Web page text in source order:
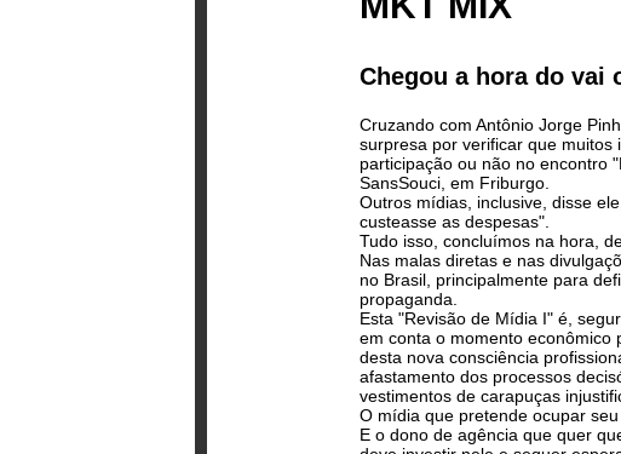
Chegou a hora do vai
Cruzando com Antônio Jorge
surpresa por verificar que
participação ou não no encontro
SansSouci, em Friburgo.
Outros mídias, inclusive, disse
custeasse as despesas".
Tudo isso, concluímos na hora,
Nas malas diretas e nas
no Brasil, principalmente para
propaganda.
Esta "Revisão de Mídia I" é,
em conta o momento econômico
desta nova consciência
afastamento dos processos
vestimentos de carapuças
O mídia que pretende ocupar
E o dono de agência que quer